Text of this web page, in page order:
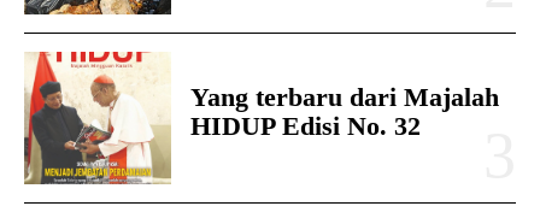
Yang terbaru dari Majalah
HIDUP Edisi No. 32